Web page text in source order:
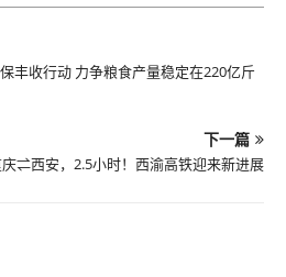
丰收行动 力争粮食产量稳定在220亿斤
下一篇
⇌西安，2.5小时！西渝高铁迎来新进展